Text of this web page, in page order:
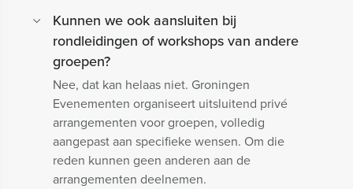
Kunnen we ook aansluiten bij
rondleidingen of workshops van andere
groepen?
Nee, dat kan helaas niet. Groningen
Evenementen organiseert uitsluitend privé
arrangementen voor groepen, volledig
aangepast aan specifieke wensen. Om die
reden kunnen geen anderen aan de
arrangementen deelnemen.